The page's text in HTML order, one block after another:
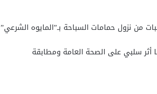
من نزول حمامات السباحة بـ”المايوه الشرعي”
أثر سلبي على الصحة العامة ومطابقة